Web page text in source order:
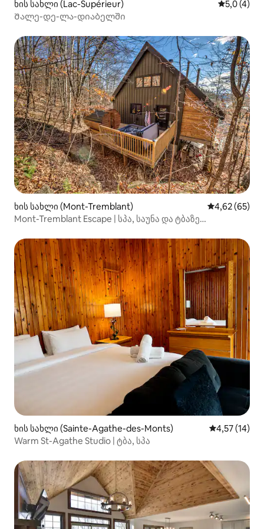
ხის სახლი (Lac-Supérieur) საშუალო
5,0 (4)
Შალე-დე-ლა-დიაბელში
ხის სახლი (Mont-Tremblant) საშუალო
4,62 (65)
Mont-Tremblant Escape | სპა, საუნა და ტბაზე
ხის სახლი (Sainte-Agathe-des-Monts) საშუალო
4,57 (14)
Warm St-Agathe Studio | ტბა, სპა